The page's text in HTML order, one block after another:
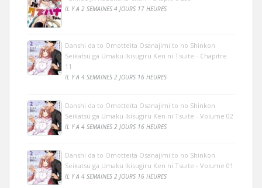
IL Y A 2 SEMAINES 4 JOURS 17 HEURES
Danshi da to Omotteita Osanajimi to no Shinkon
Seikatsu ga Umaku Ikisugiru Ken ni Tsuite - Chapitre
11
IL Y A 4 SEMAINES 2 JOURS 16 HEURES
Danshi da to Omotteita Osanajimi to no Shinkon
Seikatsu ga Umaku Ikisugiru Ken ni Tsuite - Volume 02
IL Y A 4 SEMAINES 2 JOURS 16 HEURES
Danshi da to Omotteita Osanajimi to no Shinkon
Seikatsu ga Umaku Ikisugiru Ken ni Tsuite - Volume 01
IL Y A 4 SEMAINES 2 JOURS 16 HEURES